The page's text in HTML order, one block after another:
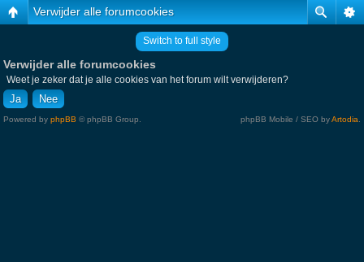
Verwijder alle forumcookies
Switch to full style
Verwijder alle forumcookies
Weet je zeker dat je alle cookies van het forum wilt verwijderen?
Powered by phpBB © phpBB Group. phpBB Mobile / SEO byArtodia